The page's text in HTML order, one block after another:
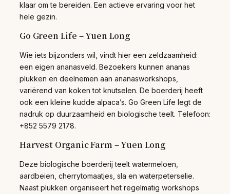
klaar om te bereiden. Een actieve ervaring voor het
hele gezin.
Go Green Life – Yuen Long
Wie iets bijzonders wil, vindt hier een zeldzaamheid:
een eigen ananasveld. Bezoekers kunnen ananas
plukken en deelnemen aan ananasworkshops,
variërend van koken tot knutselen. De boerderij heeft
ook een kleine kudde alpaca’s. Go Green Life legt de
nadruk op duurzaamheid en biologische teelt. Telefoon:
+852 5579 2178.
Harvest Organic Farm – Yuen Long
Deze biologische boerderij teelt watermeloen,
aardbeien, cherrytomaatjes, sla en waterpeterselie.
Naast plukken organiseert het regelmatig workshops